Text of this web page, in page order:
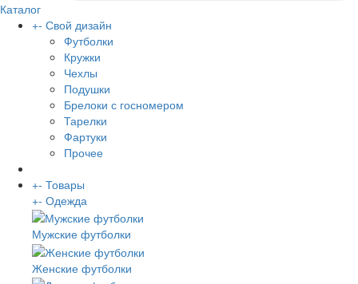
Каталог
+- Свой дизайн
Футболки
Кружки
Чехлы
Подушки
Брелоки с госномером
Тарелки
Фартуки
Прочее
+- Товары
+- Одежда
Мужские футболки
Женские футболки